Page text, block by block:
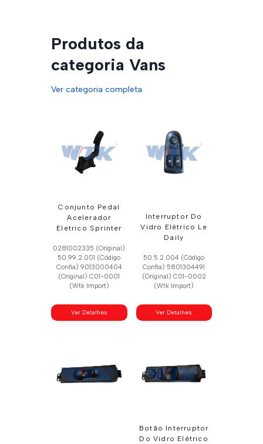
Produtos da
categoria Vans
Ver categoria completa
Conjunto Pedal
Acelerador
Eletrico Sprinter
0281002335 (Original)
50.99.2.001 (Código
Confia) 9013000404
(Original) C01-0001
(Wtk Import)
Ver Detalhes
Interruptor Do
Vidro Elétrico Le
Daily
50.5.2.004 (Código
Confia) 5801304491
(Original) C01-0002
(Wtk Import)
Ver Detalhes
Botão Interruptor
Do Vidro Elétrico